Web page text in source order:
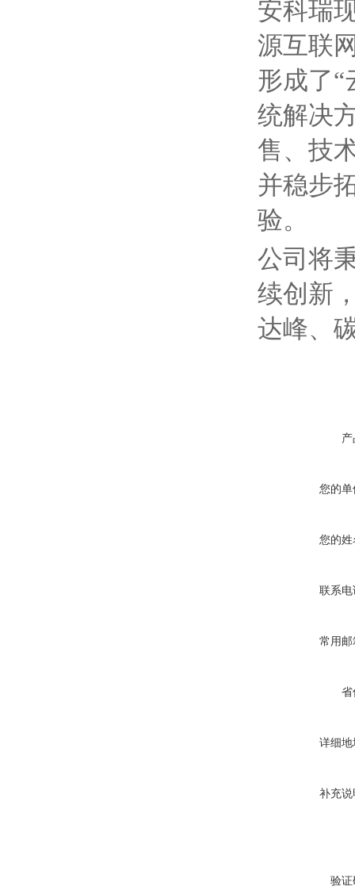
安科瑞
源互联
形成了“
统解决
售、技
并稳步
验。
公司将
续创新
达峰、
您的单
您的姓
联系电
常用邮
省
详细地
补充说
验证